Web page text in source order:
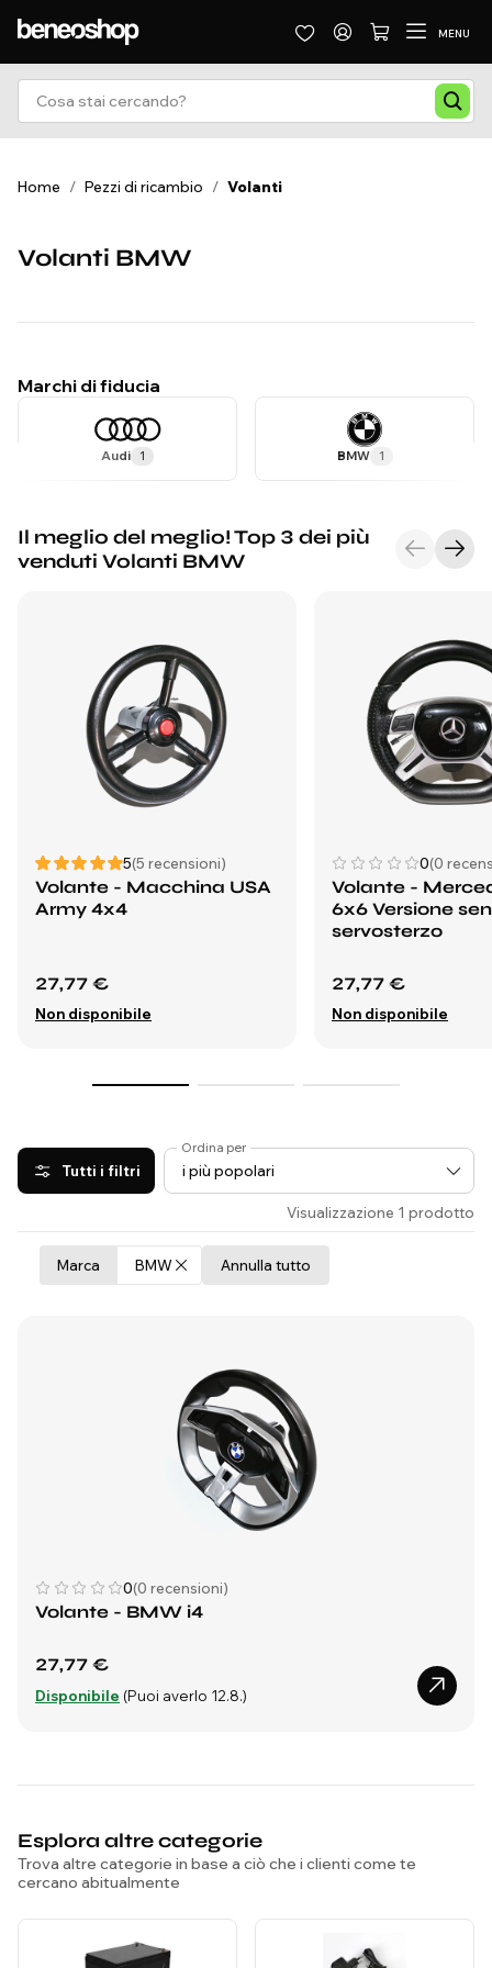
MENU
Home / Pezzi di ricambio / Volanti
Volanti BMW
Marchi di fiducia
Audi 1 BMW 1
Il meglio del meglio! Top 3 dei più
venduti Volanti BMW
5(5 recensioni)
Volante - Macchina USA
Army 4x4
27,77 €
Non disponibile
0(0
Volante -
6x6 Versione
servosterzo
27,77 €
Non disponibile
Tutti i filtri
Ordina per
Visualizzazione 1 prodotto
Annulla tutto
Marca BMW
0(0 recensioni)
Volante - BMW i4
27,77 €
Disponibile (Puoi averlo 12.8.)
Esplora altre categorie
Trova altre categorie in base a ciò che i clienti come te
cercano abitualmente